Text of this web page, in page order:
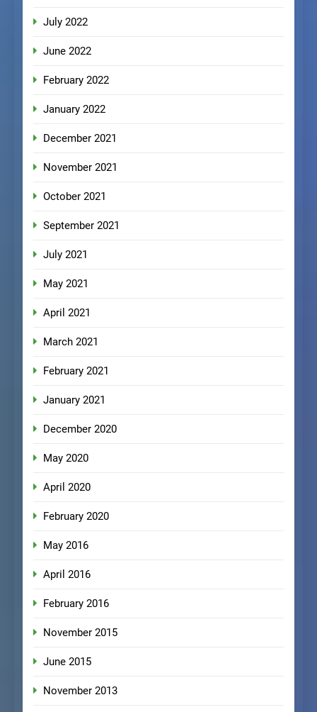
July 2022
June 2022
February 2022
January 2022
December 2021
November 2021
October 2021
September 2021
July 2021
May 2021
April 2021
March 2021
February 2021
January 2021
December 2020
May 2020
April 2020
February 2020
May 2016
April 2016
February 2016
November 2015
June 2015
November 2013